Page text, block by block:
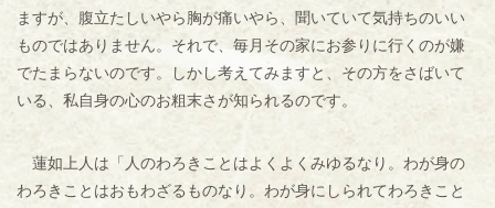
ますが、腹立たしいやら胸が痛いやら、聞いていて気持ちのいい
ものではありません。それで、毎月その家にお参りに行くのが嫌
でたまらないのです。しかし考えてみますと、その方をさばいて
いる、私自身の心のお粗末さが知られるのです。
蓮如上人は「人のわろきことはよくよくみゆるなり。わが身の
わろきことはおもわざるものなり。わが身にしられてわろきこと